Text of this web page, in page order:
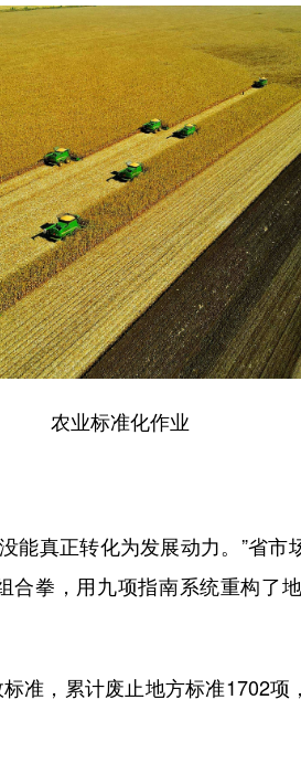
农业标准化作业
真正转化为发展动力。”省市
合拳，用九项指南系统重构了
，累计废止地方标准1702项